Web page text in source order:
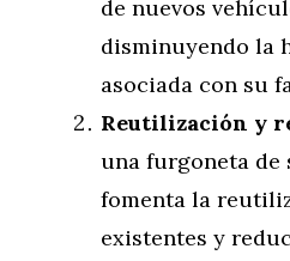
de nuevos
disminuyendo la
asociada con su
Reutilización y
una furgoneta de
fomenta la
existentes y